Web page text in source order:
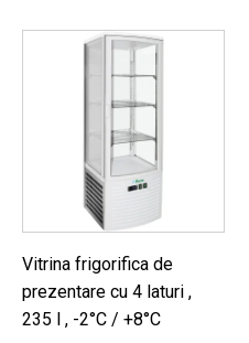
Vitrina frigorifica de
prezentare cu 4 laturi ,
235 l , -2°C / +8°C